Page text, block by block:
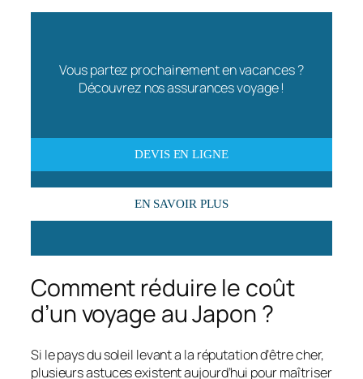
Vous partez prochainement en vacances ?
Découvrez nos assurances voyage !
DEVIS EN LIGNE
EN SAVOIR PLUS
Comment réduire le coût
d’un voyage au Japon ?
Si le pays du soleil levant a la réputation d’être cher,
plusieurs astuces existent aujourd’hui pour maîtriser